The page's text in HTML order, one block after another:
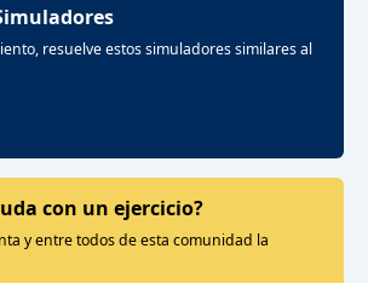
resuelve estos simuladores similares al
con un ejercicio?
y entre todos de esta comunidad la